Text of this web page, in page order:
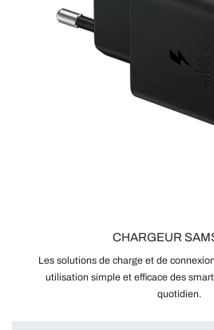
CHARGEUR
Les solutions de charge et de
utilisation simple et efficace des
quotidien.